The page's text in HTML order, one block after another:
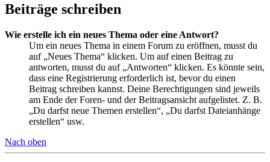
Beiträge schreiben
Wie erstelle ich ein neues Thema oder eine Antwort?
Um ein neues Thema in einem Forum zu eröffnen, musst du
auf „Neues Thema“ klicken. Um auf einen Beitrag zu
antworten, musst du auf „Antworten“ klicken. Es könnte sein,
dass eine Registrierung erforderlich ist, bevor du einen
Beitrag schreiben kannst. Deine Berechtigungen sind jeweils
am Ende der Foren- und der Beitragsansicht aufgelistet. Z. B.
„Du darfst neue Themen erstellen“, „Du darfst Dateianhänge
erstellen“ usw.
Nach oben